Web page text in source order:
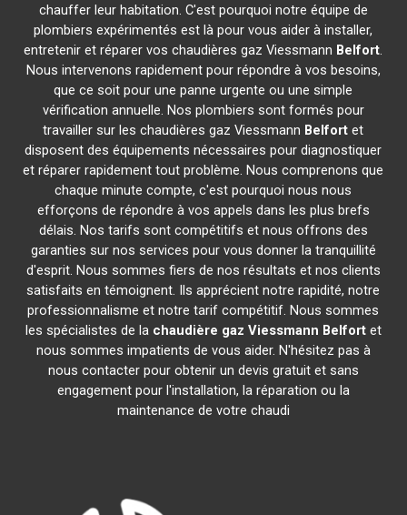
chauffer leur habitation. C'est pourquoi notre équipe de
plombiers expérimentés est là pour vous aider à installer,
entretenir et réparer vos chaudières gaz Viessmann Belfort.
Nous intervenons rapidement pour répondre à vos besoins,
que ce soit pour une panne urgente ou une simple
vérification annuelle. Nos plombiers sont formés pour
travailler sur les chaudières gaz Viessmann Belfort et
disposent des équipements nécessaires pour diagnostiquer
et réparer rapidement tout problème. Nous comprenons que
chaque minute compte, c'est pourquoi nous nous
efforçons de répondre à vos appels dans les plus brefs
délais. Nos tarifs sont compétitifs et nous offrons des
garanties sur nos services pour vous donner la tranquillité
d'esprit. Nous sommes fiers de nos résultats et nos clients
satisfaits en témoignent. Ils apprécient notre rapidité, notre
professionnalisme et notre tarif compétitif. Nous sommes
les spécialistes de la chaudière gaz Viessmann Belfortet
nous sommes impatients de vous aider. N'hésitez pas à
nous contacter pour obtenir un devis gratuit et sans
engagement pour l'installation, la réparation ou la
maintenance de votre chaudi